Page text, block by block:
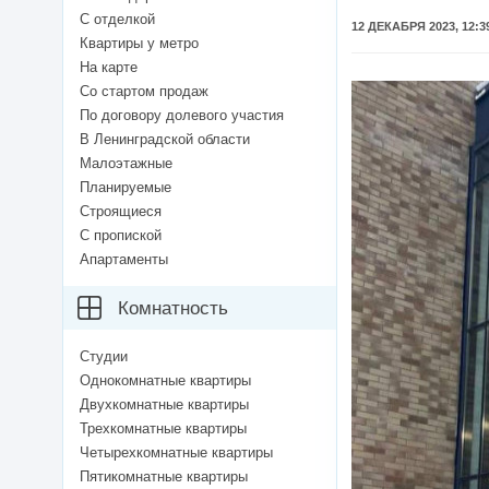
12 ДЕКАБРЯ 2023,
С отделкой
Квартиры у метро
На карте
Со стартом продаж
По договору долевого участия
В Ленинградской области
Малоэтажные
Планируемые
Строящиеся
С пропиской
Апартаменты
Комнатность
Студии
Однокомнатные квартиры
Двухкомнатные квартиры
Трехкомнатные квартиры
Четырехкомнатные квартиры
Пятикомнатные квартиры